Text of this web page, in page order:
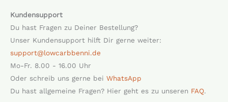
Kundensupport
Du hast Fragen zu Deiner Bestellung?
Unser Kundensupport hilft Dir gerne weiter:
support@lowcarbbenni.de
Mo-Fr. 8.00 - 16.00 Uhr
Oder schreib uns gerne bei WhatsApp
Du hast allgemeine Fragen? Hier geht es zu unseren FAQ.